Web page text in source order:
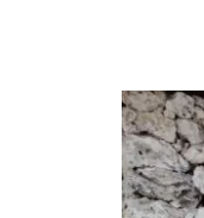
アク
セス
方法
【全
体の